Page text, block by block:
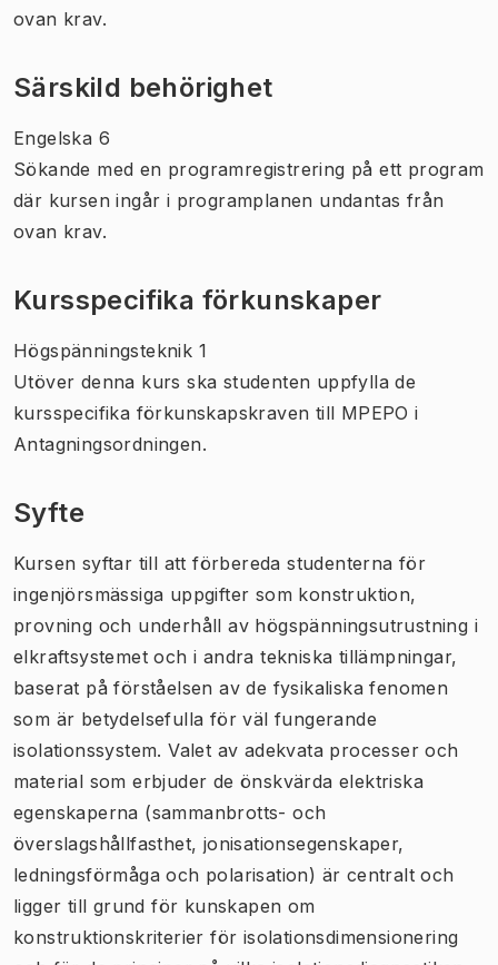
ovan krav.
Särskild behörighet
Engelska 6
Sökande med en programregistrering på ett program
där kursen ingår i programplanen undantas från
ovan krav.
Kursspecifika förkunskaper
Högspänningsteknik 1
Utöver denna kurs ska studenten uppfylla de
kursspecifika förkunskapskraven till MPEPO i
Antagningsordningen.
Syfte
Kursen syftar till att förbereda studenterna för
ingenjörsmässiga uppgifter som konstruktion,
provning och underhåll av högspänningsutrustning i
elkraftsystemet och i andra tekniska tillämpningar,
baserat på förståelsen av de fysikaliska fenomen
som är betydelsefulla för väl fungerande
isolationssystem. Valet av adekvata processer och
material som erbjuder de önskvärda elektriska
egenskaperna (sammanbrotts- och
överslagshållfasthet, jonisationsegenskaper,
ledningsförmåga och polarisation) är centralt och
ligger till grund för kunskapen om
konstruktionskriterier för isolationsdimensionering